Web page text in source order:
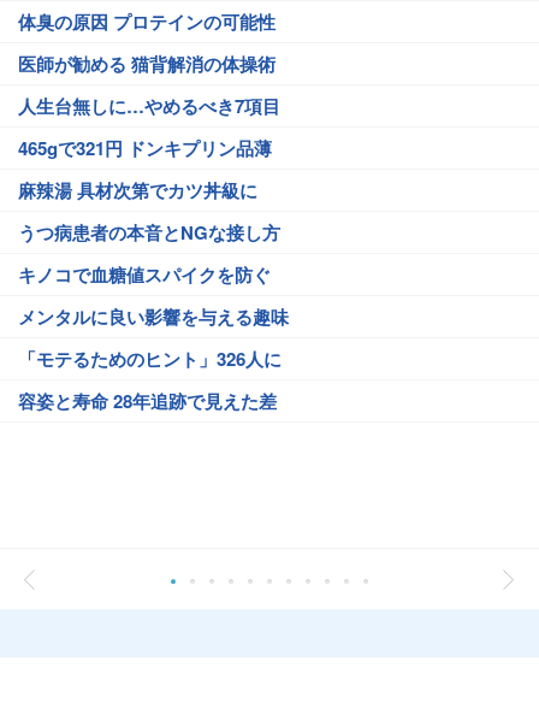
体臭の原因 プロテインの可能性
医師が勧める 猫背解消の体操術
人生台無しに…やめるべき7項目
465gで321円 ドンキプリン品薄
麻辣湯 具材次第でカツ丼級に
うつ病患者の本音とNGな接し方
キノコで血糖値スパイクを防ぐ
メンタルに良い影響を与える趣味
「モテるためのヒント」326人に
容姿と寿命 28年追跡で見えた差